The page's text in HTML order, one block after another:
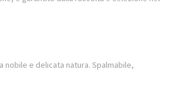
e delicata natura. Spalmabile,